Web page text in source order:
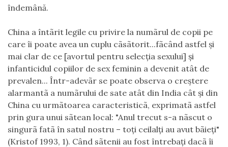
îndemână.
China a întãrit legile cu privire la numãrul de copii pe
care îi poate avea un cuplu cãsãtorit...fãcând astfel şi
mai clar de ce [avortul pentru selecţia sexului] şi
infanticidul copiilor de sex feminin a devenit atât de
prevalen... Într-adevãr se poate observa o creştere
alarmantã a numãrului de sate atât din India cât şi din
China cu urmãtoarea caracteristicã, exprimatã astfel
prin gura unui sãtean local: "Anul trecut s-a nãscut o
singurã fatã în satul nostru – toţi ceilalţi au avut bãieţi"
(Kristof 1993, 1). Când sãtenii au fost întrebaţi dacã îi